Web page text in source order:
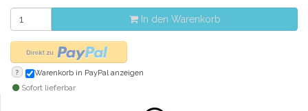
In den Warenkorb
? Warenkorb in PayPal anzeigen
Sofort lieferbar